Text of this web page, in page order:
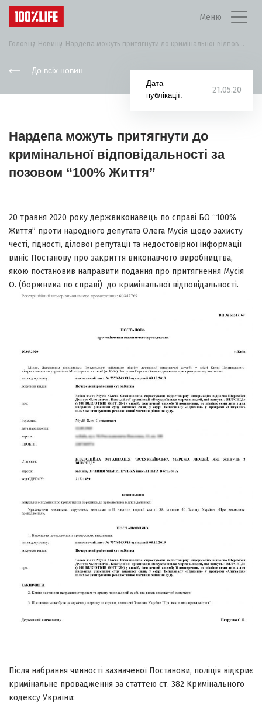
Меню
Головна Новини Нардепа можуть притягнути до кримінальної відповідальності за...
До всіх новин
Дата
публікації:
21.05.20
Нардепа можуть притягнути до
кримінальної відповідальності за
позовом “100% Життя”
20 травня 2020 року держвиконавець по справі БО “100%
Життя” проти народного депутата Олега Мусія щодо захисту
честі, гідності, ділової репутації та недостовірної інформації
виніс Постанову про закриття виконавчого виробництва,
якою постановив направити подання про притягнення Мусія
О. (боржника по справі) до кримінальної відповідальності.
Після набрання чинності зазначеної Постанови, поліція відкриє
кримінальне провадження за статтею ст. 382 Кримінального
кодексу України: